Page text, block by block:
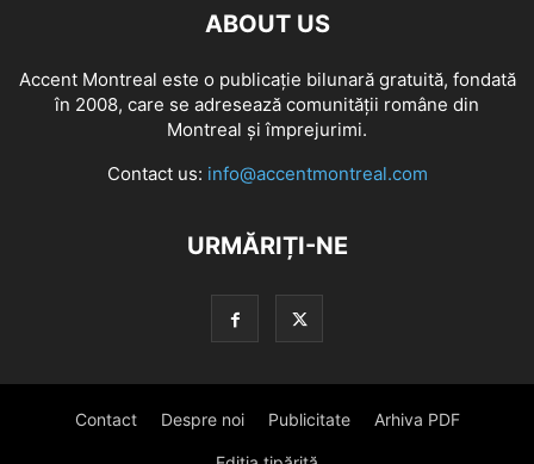
ABOUT US
Accent Montreal este o publicație bilunară gratuită, fondată
în 2008, care se adresează comunităţii române din
Montreal şi împrejurimi.
Contact us: info@accentmontreal.com
URMĂRIȚI-NE
Contact Despre noi Publicitate Arhiva PDF